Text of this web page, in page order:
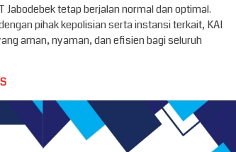
tetap berjalan normal dan optimal.
pihak kepolisian serta instansi terkait, KAI
aman, nyaman, dan efisien bagi seluruh